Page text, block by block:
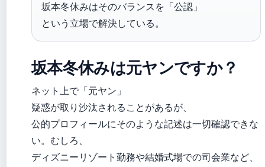
坂本冬休みはそのバランスを「公認」
という立場で解決している。
坂本冬休みは元ヤンですか？
ネット上で「元ヤン」
疑惑が取り沙汰されることがあるが、
公的プロフィールにそのような記述は一切確認できな
い。むしろ、
ディズニーリゾート勤務や結婚式場での司会業など、